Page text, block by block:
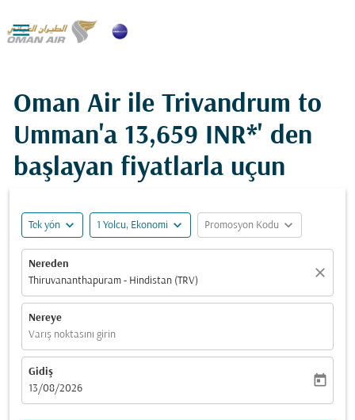

Oman Air ile Trivandrum to
Umman'a 13,659 INR*' den
başlayan fiyatlarla uçun
Tek yön expand_more 1 Yolcu, Ekonomi expand_more Promosyon Kodu expand_more
Nereden
Thiruvananthapuram - Hindistan (TRV)
close
Nereye
Varış noktasını girin
Gidiş
fc-booking-departure-date-aria-label
13/08/2026
today